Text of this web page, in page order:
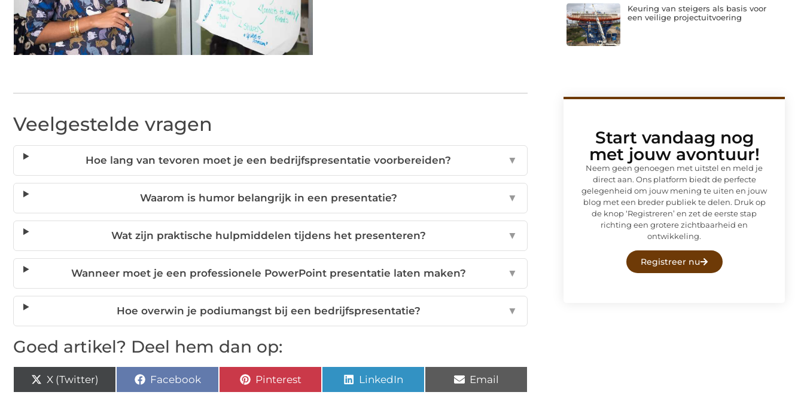
Veelgestelde vragen
Hoe lang van tevoren moet je een bedrijfspresentatie voorbereiden? ▼
Waarom is humor belangrijk in een presentatie? ▼
Wat zijn praktische hulpmiddelen tijdens het presenteren? ▼
Wanneer moet je een professionele PowerPoint presentatie laten maken? ▼
Hoe overwin je podiumangst bij een bedrijfspresentatie? ▼
Goed artikel? Deel hem dan op:
X (Twitter) Facebook Pinterest LinkedIn Email
Keuring van steigers als basis voor
een veilige projectuitvoering
Start vandaag nog
met jouw avontuur!
Neem geen genoegen met uitstel en meld je
direct aan. Ons platform biedt de perfecte
gelegenheid om jouw mening te uiten en jouw
blog met een breder publiek te delen. Druk op
de knop ‘Registreren’ en zet de eerste stap
richting een grotere zichtbaarheid en
ontwikkeling.
Registreer nu